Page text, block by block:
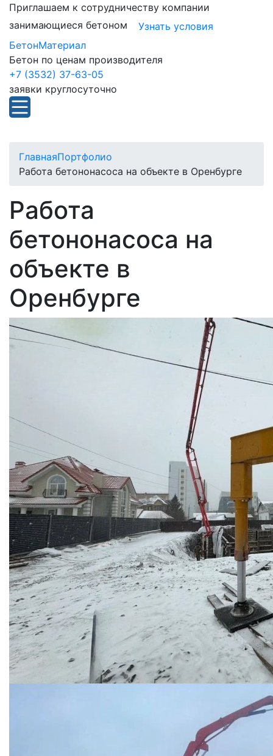
Приглашаем к сотрудничеству компании
занимающиеся бетоном
Узнать условия
БетонМатериал
Бетон по ценам производителя
+7 (3532) 37-63-05
заявки круглосуточно
ГлавнаяПортфолио
Работа бетононасоса на объекте в Оренбурге
Работа
бетононасоса на
объекте в
Оренбурге